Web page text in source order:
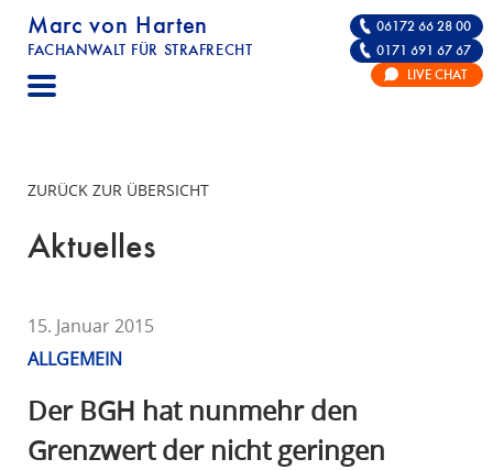
Marc von Harten
FACHANWALT FÜR STRAFRECHT
STRAFRECHT | RECHTSANWALT FÜR DIE
06172 66 28 00
0171 691 67 67
LIVE CHAT
ZURÜCK ZUR ÜBERSICHT
Aktuelles
15. Januar 2015
ALLGEMEIN
Der BGH hat nunmehr den
Grenzwert der nicht geringen